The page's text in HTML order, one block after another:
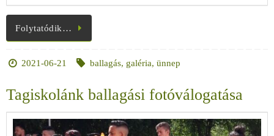
Folytatódik…
2021-06-21 ballagás, galéria, ünnep
Tagiskolánk ballagási fotóválogatása